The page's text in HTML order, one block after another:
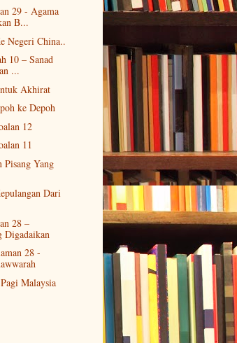
29 - Agama
B...
Negeri China..
10 – Sanad
...
Akhirat
ke Depoh
12
11
Pisang Yang
Dari
28 –
Digadaikan
28 -
Malaysia